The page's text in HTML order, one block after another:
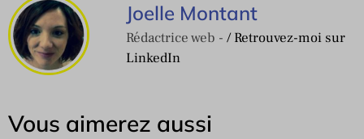
Joelle Montant
Rédactrice web - / Retrouvez-moi sur
LinkedIn
Vous aimerez aussi